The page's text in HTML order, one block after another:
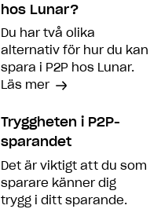
hos Lunar?
Du har två olika
alternativ för hur du kan
spara i P2P hos Lunar.
Läs mer
Tryggheten i P2P-
sparandet
Det är viktigt att du som
sparare känner dig
trygg i ditt sparande.